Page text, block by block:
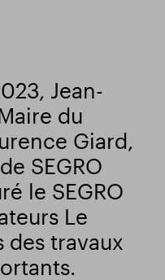
Jean-
du
Giard,
SEGRO
le SEGRO
Le
des travaux